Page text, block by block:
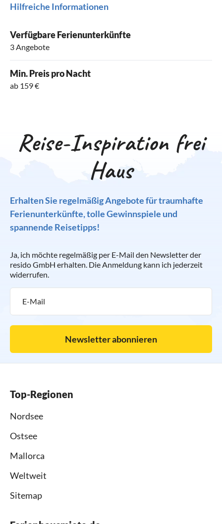
Hilfreiche Informationen
Verfügbare Ferienunterkünfte
3 Angebote
Min. Preis pro Nacht
ab 159 €
Reise-Inspiration frei
Haus
Erhalten Sie regelmäßig Angebote für traumhafte
Ferienunterkünfte, tolle Gewinnspiele und
spannende Reisetipps!
Ja, ich möchte regelmäßig per E-Mail den Newsletter der
resido GmbH erhalten. Die Anmeldung kann ich jederzeit
widerrufen.
Newsletter abonnieren
Top-Regionen
Nordsee
Ostsee
Mallorca
Weltweit
Sitemap